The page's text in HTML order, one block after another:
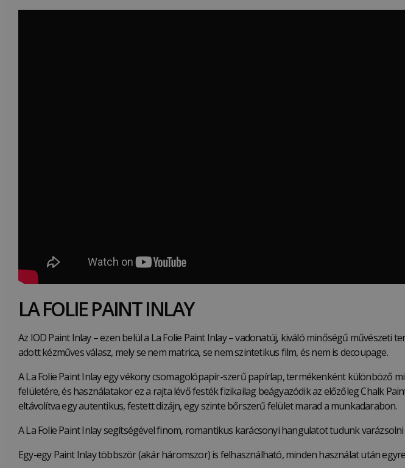
LA FOLIE PAINT INLAY
Az IOD Paint Inlay – ezen belül a La Folie Paint Inlay – vadonatúj, kiváló minőségű
adott kézműves válasz, mely se nem matrica, se nem szintetikus film, és nem is decoupage.
A La Folie Paint Inlay egy vékony csomagolópapír-szerű papírlap, termékenként különböző
felületére, és használatakor ez a rajta lévő festék fizikailag beágyazódik az előzőleg Chalk
eltávolítva egy autentikus, festett dizájn, egy szinte bőrszerű felület marad a munkadarabon.
A La Folie Paint Inlay segítségével finom, romantikus karácsonyi hangulatot tudunk
Egy-egy Paint Inlay többször (akár háromszor) is felhasználható, minden használat után